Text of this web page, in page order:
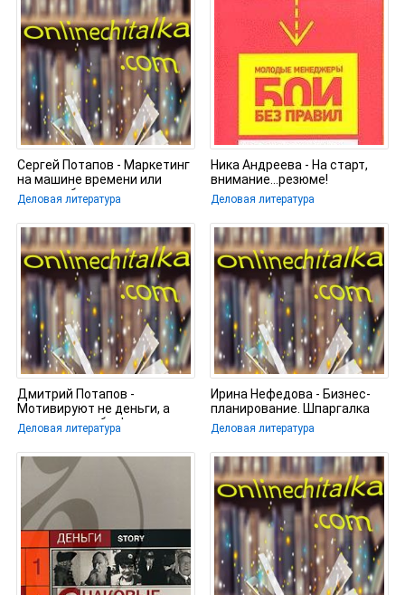
Сергей Потапов - Маркетинг
на машине времени или
детская болезнь новизны в
Деловая литература
Ника Андреева - На старт,
внимание...резюме!
Деловая литература
Дмитрий Потапов -
Мотивируют не деньги, а
золотые корабли!
Деловая литература
Ирина Нефедова - Бизнес-
планирование. Шпаргалка
Деловая литература